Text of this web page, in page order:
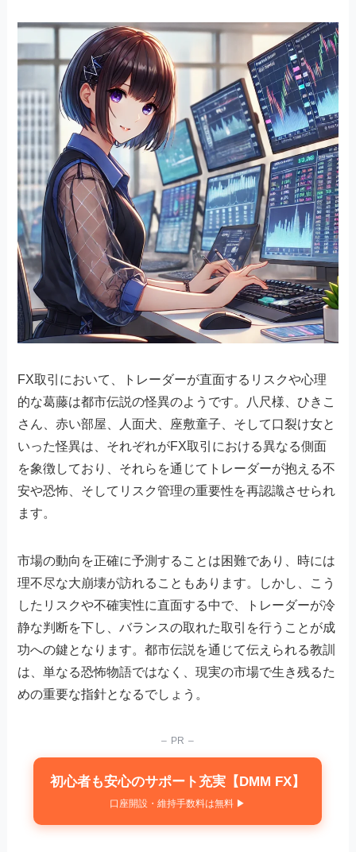
FX取引において、トレーダーが直面するリスクや心理
的な葛藤は都市伝説の怪異のようです。八尺様、ひきこ
さん、赤い部屋、人面犬、座敷童子、そして口裂け女と
いった怪異は、それぞれがFX取引における異なる側面
を象徴しており、それらを通じてトレーダーが抱える不
安や恐怖、そしてリスク管理の重要性を再認識させられ
ます。
市場の動向を正確に予測することは困難であり、時には
理不尽な大崩壊が訪れることもあります。しかし、こう
したリスクや不確実性に直面する中で、トレーダーが冷
静な判断を下し、バランスの取れた取引を行うことが成
功への鍵となります。都市伝説を通じて伝えられる教訓
は、単なる恐怖物語ではなく、現実の市場で生き残るた
めの重要な指針となるでしょう。
– PR –
初心者も安心のサポート充実【DMM FX】
口座開設・維持手数料は無料 ▶